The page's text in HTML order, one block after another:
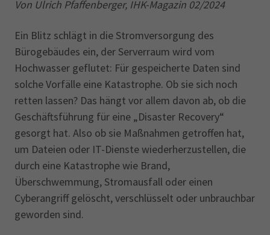
Von Ulrich Pfaffenberger, IHK-Magazin 02/2024
Ein Blitz schlägt in die Stromversorgung des
Bürogebäudes ein, der Serverraum wird vom
Hochwasser geflutet: Für gespeicherte Daten sind
solche Vorfälle eine Katastrophe. Ob sie sich noch
retten lassen? Das hängt vor allem davon ab, ob die
Geschäftsführung für eine „Disaster Recovery“
gesorgt hat. Also ob sie Maßnahmen getroffen hat,
um Dateien oder IT-Dienste wiederherzustellen, die
durch eine Katastrophe wie Brand,
Überschwemmung, Stromausfall oder einen
Cyberangriff gelöscht, verschlüsselt oder unbrauchbar
geworden sind.